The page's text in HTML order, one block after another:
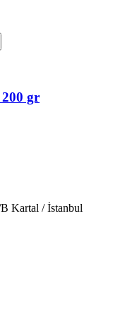
200 gr
Kartal / İstanbul